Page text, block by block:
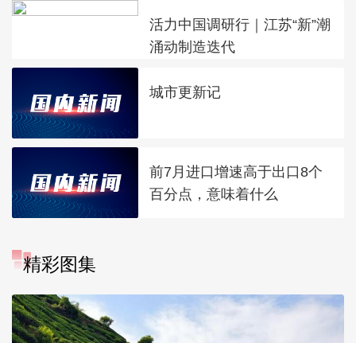
活力中国调研行｜江苏“新”潮
涌动制造迭代
城市更新记
前7月进口增速高于出口8个
百分点，意味着什么
精彩图集